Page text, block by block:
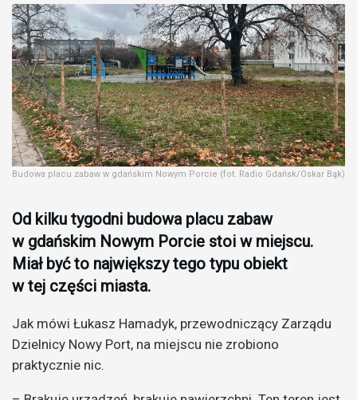
Budowa placu zabaw w gdańskim Nowym Porcie (fot. Radio Gdańsk/Oskar Bąk)
Od kilku tygodni budowa placu zabaw
w gdańskim Nowym Porcie stoi w miejscu.
Miał być to największy tego typu obiekt
w tej części miasta.
Jak mówi Łukasz Hamadyk, przewodniczący Zarządu
Dzielnicy Nowy Port, na miejscu nie zrobiono
praktycznie nic.